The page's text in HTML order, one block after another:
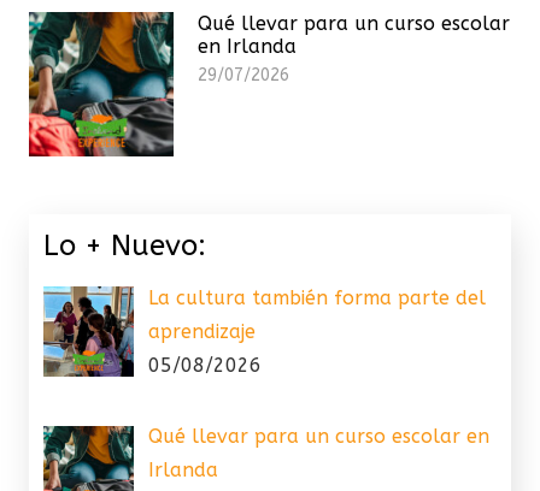
Qué llevar para un curso escolar
en Irlanda
29/07/2026
Lo + Nuevo:
La cultura también forma parte del
aprendizaje
05/08/2026
Qué llevar para un curso escolar en
Irlanda